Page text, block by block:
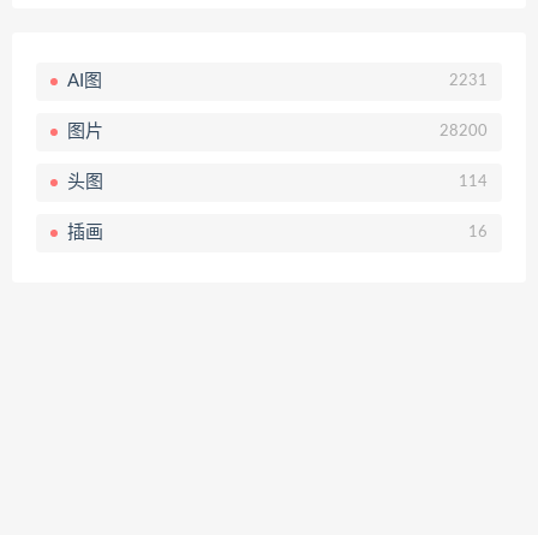
AI图 2231
图片 28200
头图 114
插画 16